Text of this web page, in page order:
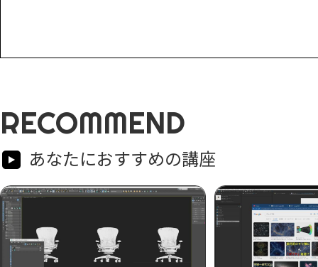
RECOMMEND
あなたにおすすめの講座